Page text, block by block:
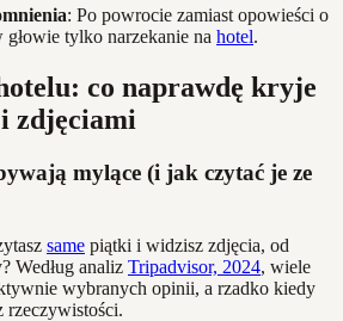
: Po powrocie zamiast opowieści o
głowie tylko narzekanie na hotel.
co naprawdę kryje
zdjęciami
mylące (i jak czytać je ze
same piątki i widzisz zdjęcia, od
Według analiz Tripadvisor, 2024, wiele
wybranych opinii, a rzadko kiedy
rzeczywistości.